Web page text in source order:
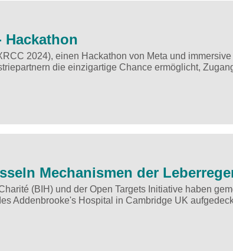
Hackathon
2024), einen Hackathon von Meta und
die einzigartige Chance ermöglicht,
Mechanismen der
(BIH) und der Open Targets Initiative haben
Addenbrooke's Hospital in Cambridge UK